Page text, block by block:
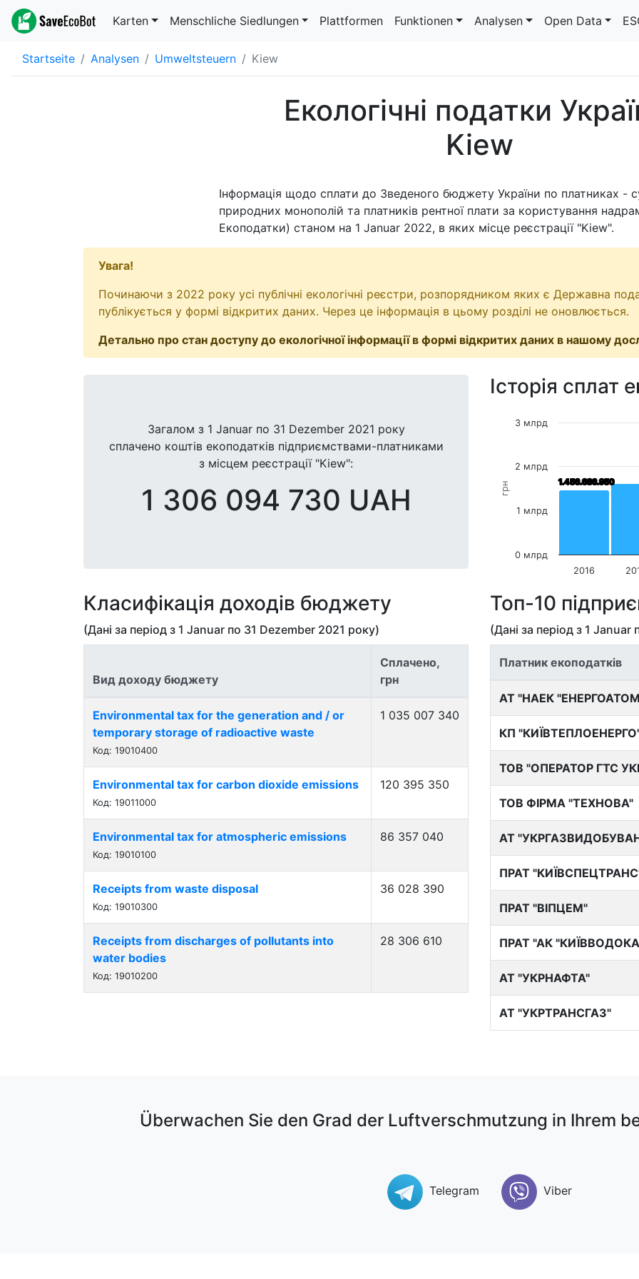
Karten Menschliche Siedlungen Plattformen Funktionen Analysen Open Data
Startseite Analysen Umweltsteuern Kiew
Екологічні податки
Kiew
Інформація щодо сплати до Зведеного бюджету України по платниках -
природних монополій та платників рентної плати за користування
Екоподатки) станом на 1 Januar 2022, в яких місце реєстрації "Kiew".
Увага!
Починаючи з 2022 року усі публічні екологічні реєстри, розпорядником яких є Державна
публікується у формі відкритих даних. Через це інформація в цьому розділі не оновлюється.
Детально про стан доступу до екологічної інформації в формі відкритих даних в нашому
Загалом з 1 Januarпо 31 Dezember 2021 року
сплачено коштів екоподатків підприємствами-платниками
з місцем реєстрації "Kiew":
1 306 094 730 UAH
Історія сплат
грн 1.456.686.950
1.456.686.950
2016
0 млрд
1 млрд
2 млрд
3 млрд
Класифікація доходів бюджету
(Дані за період з 1 Januar по 31 Dezember 2021 року)
Вид доходу бюджету
Сплачено,
грн
Environmental tax for the generation and / or
temporary storage of radioactive waste
Код: 19010400
1 035 007 340
Environmental tax for carbon dioxide emissions
Код: 19011000
120 395 350
Environmental tax for atmospheric emissions
Код: 19010100
86 357 040
Receipts from waste disposal
Код: 19010300
36 028 390
Receipts from discharges of pollutants into
water bodies
Код: 19010200
28 306 610
Топ-10
(Дані за період з 1 Januar
Платник екоподатків
АТ "НАЕК
КП
ТОВ "ОПЕРАТОР ГТС
ТОВ ФІРМА "ТЕХНОВА"
АТ
ПРАТ
ПРАТ "ВІПЦЕМ"
ПРАТ "АК
АТ "УКРНАФТА"
АТ "УКРТРАНСГАЗ"
Überwachen Sie den Grad der Luftverschmutzung in Ihrem
Telegram Viber